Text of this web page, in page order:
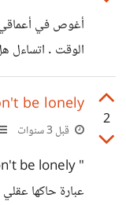
قد ياتي في
أغوص في
الوقت . اتساءل
بداخلنا شخصيات
اشخاص في محاور
بعض الشيء صحيح
2
be lonely
قبل 3 سنوات
عبارة حاكها